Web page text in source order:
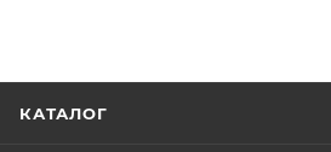
КАТАЛОГ